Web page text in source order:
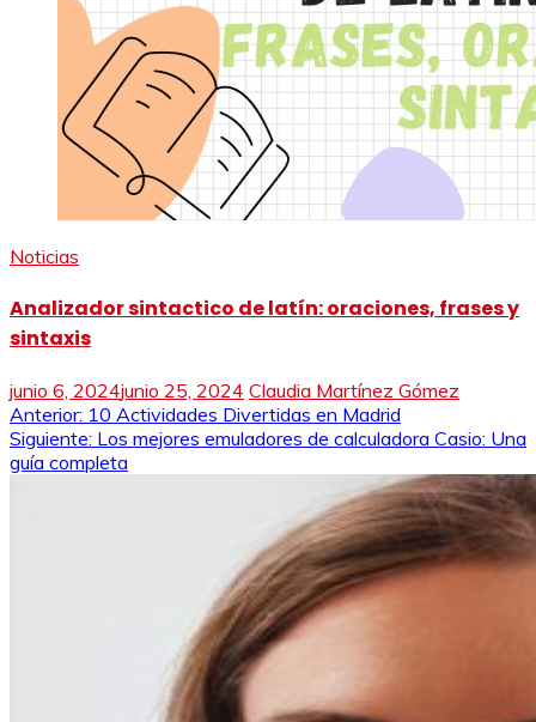
Noticias
Analizador sintactico de latín: oraciones, frases y
sintaxis
junio 6, 2024junio 25, 2024 Claudia Martínez Gómez
Navegación
de
Anterior: 10 Actividades Divertidas en Madrid
Siguiente: Los mejores emuladores de calculadora Casio: Una
guía completa